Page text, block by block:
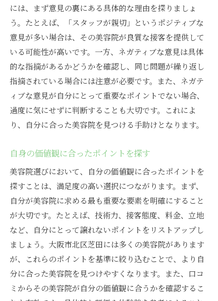
には、まず意見の裏にある具体的な理由を探りましょ
う。たとえば、「スタッフが親切」というポジティブな
意見が多い場合は、その美容院が良質な接客を提供して
いる可能性が高いです。一方、ネガティブな意見は具体
的な指摘があるかどうかを確認し、同じ問題が繰り返し
指摘されている場合には注意が必要です。また、ネガテ
ィブな意見が自分にとって重要なポイントでない場合、
過度に気にせずに判断することも大切です。これによ
り、自分に合った美容院を見つける手助けとなります。
自身の価値観に合ったポイントを探す
美容院選びにおいて、自分の価値観に合ったポイントを
探すことは、満足度の高い選択につながります。まず、
自分が美容院に求める最も重要な要素を明確にすること
が大切です。たとえば、技術力、接客態度、料金、立地
など、自分にとって譲れないポイントをリストアップし
ましょう。大阪市北区芝田には多くの美容院があります
が、これらのポイントを基準に絞り込むことで、より自
分に合った美容院を見つけやすくなります。また、口コ
ミからその美容院が自分の価値観に合うかを確認するこ